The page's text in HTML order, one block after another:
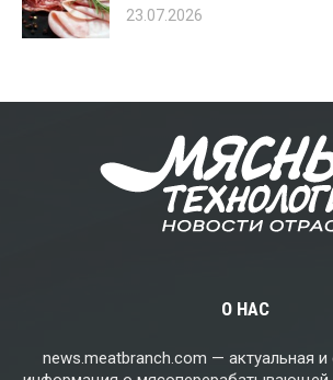
23.07.2026
О НАС
news.meatbranch.com — актуальная и